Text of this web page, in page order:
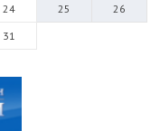
24 25
26
31